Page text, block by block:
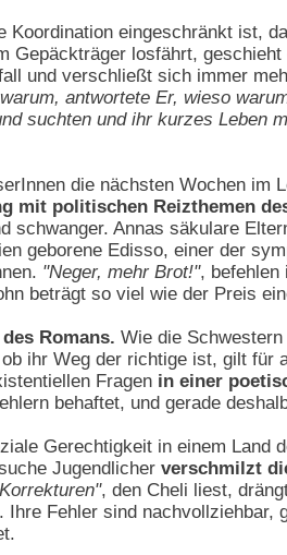
Koordination eingeschränkt ist,
Gepäckträger losfährt, geschieht
und verschließt sich immer
antwortete Er, wieso
suchten und ihr kurzes Leben
die nächsten Wochen im
mit politischen Reizthemen
Annas säkulare
geborene Edisso, einer der
"Neger, mehr Brot!", befehlen
beträgt so viel wie der Preis
Romans. Wie die
ihr Weg der richtige ist, gilt für
Fragen in einer
behaftet, und gerade
Gerechtigkeit in einem Land
Jugendlicher verschmilzt
, den Cheli liest,
Fehler sind nachvollziehbar,